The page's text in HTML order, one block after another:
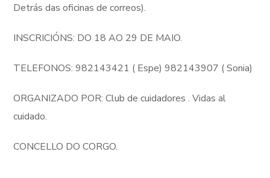
Detrás das oficinas de correos).
INSCRICIÓNS: DO 18 AO 29 DE MAIO.
TELEFONOS: 982143421 ( Espe) 982143907 ( Sonia)
ORGANIZADO POR: Club de cuidadores . Vidas al
cuidado.
CONCELLO DO CORGO.